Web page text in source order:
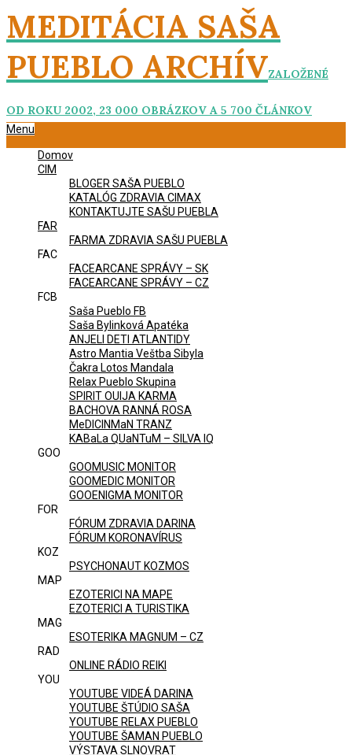
Skip
to
content
MEDITÁCIA SAŠA
PUEBLO ARCHÍVZALOŽENÉ
OD ROKU 2002, 23 000 OBRÁZKOV A 5 700 ČLÁNKOV
Primary
Menu
Domov
CIM
BLOGER SAŠA PUEBLO
KATALÓG ZDRAVIA CIMAX
KONTAKTUJTE SAŠU PUEBLA
FAR
FARMA ZDRAVIA SAŠU PUEBLA
FAC
FACEARCANE SPRÁVY – SK
FACEARCANE SPRÁVY – CZ
FCB
Saša Pueblo FB
Saša Bylinková Apatéka
ANJELI DETI ATLANTIDY
Astro Mantia Veštba Sibyla
Čakra Lotos Mandala
Relax Pueblo Skupina
SPIRIT OUIJA KARMA
BACHOVA RANNÁ ROSA
MeDICINMaN TRANZ
KABaLa QUaNTuM – SILVA IQ
GOO
GOOMUSIC MONITOR
GOOMEDIC MONITOR
GOOENIGMA MONITOR
FOR
FÓRUM ZDRAVIA DARINA
FÓRUM KORONAVÍRUS
KOZ
PSYCHONAUT KOZMOS
MAP
EZOTERICI NA MAPE
EZOTERICI A TURISTIKA
MAG
ESOTERIKA MAGNUM – CZ
RAD
ONLINE RÁDIO REIKI
YOU
YOUTUBE VIDEÁ DARINA
YOUTUBE ŠTÚDIO SAŠA
YOUTUBE RELAX PUEBLO
YOUTUBE ŠAMAN PUEBLO
VÝSTAVA SLNOVRAT